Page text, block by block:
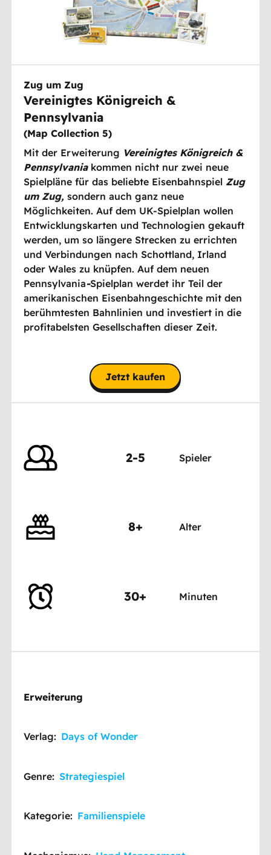
Zug um Zug
Vereinigtes Königreich &
Pennsylvania
(Map Collection 5)
Mit der Erweiterung Vereinigtes Königreich &
Pennsylvania kommen nicht nur zwei neue
Spielpläne für das beliebte Eisenbahnspiel Zug
um Zug, sondern auch ganz neue
Möglichkeiten. Auf dem UK-Spielplan wollen
Entwicklungskarten und Technologien gekauft
werden, um so längere Strecken zu errichten
und Verbindungen nach Schottland, Irland
oder Wales zu knüpfen. Auf dem neuen
Pennsylvania-Spielplan werdet ihr Teil der
amerikanischen Eisenbahngeschichte mit den
berühmtesten Bahnlinien und investiert in die
profitabelsten Gesellschaften dieser Zeit.
Jetzt kaufen
2-5 Spieler
8+ Alter
30+ Minuten
Erweiterung
Verlag: Days of Wonder
Genre: Strategiespiel
Kategorie: Familienspiele